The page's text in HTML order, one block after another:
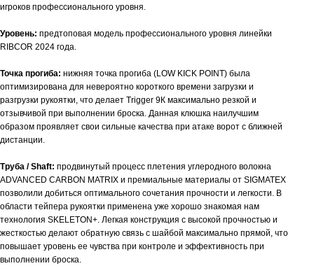
игроков профессионального уровня.
Уровень: предтоповая модель профессионального уровня линейки
RIBCOR 2024 года.
Точка прогиба: нижняя точка прогиба (LOW KICK POINT) была
оптимизирована для невероятно короткого времени загрузки и
разгрузки рукоятки, что делает Trigger 9К максимально резкой и
отзывчивой при выполнении броска. Данная клюшка наилучшим
образом проявляет свои сильные качества при атаке ворот с ближней
дистанции.
Труба / Shaft: продвинутый процесс плетения углеродного волокна
ADVANCED CARBON MATRIX и премиальные материалы от SIGMATEX
позволили добиться оптимального сочетания прочности и легкости. В
области тейпера рукоятки применена уже хорошо знакомая нам
технология SKELETON+. Легкая конструкция с высокой прочностью и
жесткостью делают обратную связь с шайбой максимально прямой, что
повышает уровень ее чувства при контроле и эффективность при
выполнении броска.